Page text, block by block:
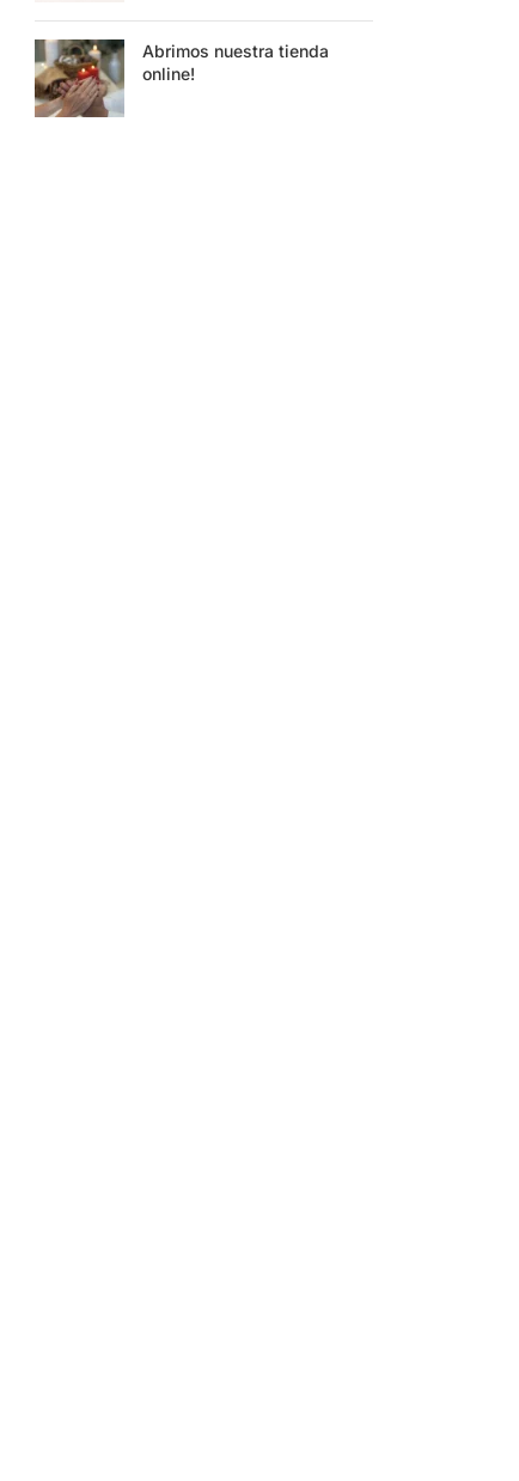
Abrimos nuestra tienda
online!